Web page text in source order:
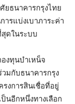
ยธนาคารกรุงไทย
ารแบ่งเบาภาระค่า
ดในระบบ
งทุนบำเหน็จ
มกับธนาคารกรุง
งการสินเชื่อที่อยู่
นอีกหนึ่งทางเลือก